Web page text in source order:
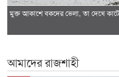
মুক্ত আকাশে বকদের ভেলা, তা দেখে
আমাদের রাজশাহী